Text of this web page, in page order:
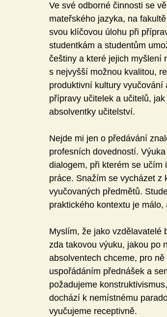
Ve své odborné činnosti se
mateřského jazyka, na
svou klíčovou úlohu při
studentkám a studentům
češtiny a které jejich myšlení
s nejvyšší možnou kvalitou,
produktivní kultury
přípravy učitelek a učitelů,
absolventky učitelství.
Nejde mi jen o předávání
profesních dovedností.
dialogem, při kterém se učím
práce. Snažím se vycházet
vyučovaných předmětů.
praktického kontextu je
Myslím, že jako vzdělavatelé
zda takovou výuku, jakou po
absolventech chceme, pro
uspořádáním přednášek a
požadujeme
dochází k nemístnému
vyučujeme receptivně.